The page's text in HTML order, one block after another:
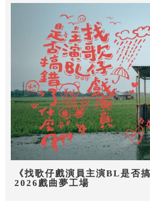
《找歌仔戲演員主演BL是否
2026戲曲夢工場